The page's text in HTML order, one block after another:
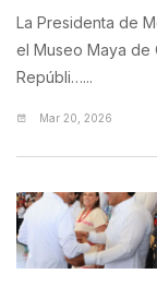
La Presidenta de
el Museo Maya de
Repúbli…...
Mar 20, 2026